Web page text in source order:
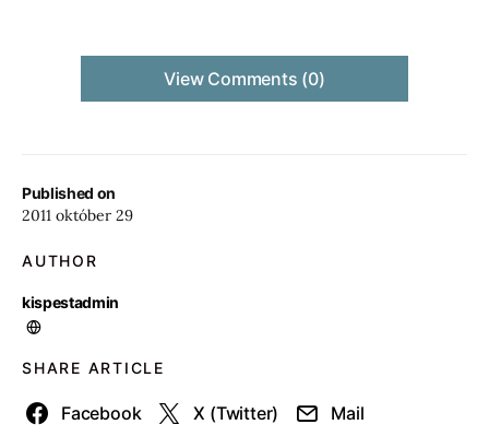
Published on
2011 október 29
AUTHOR
kispestadmin
SHARE ARTICLE
Facebook X (Twitter) Mail
View Comments (0)